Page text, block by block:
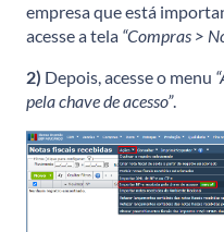
empresa que está
acesse a tela “Compras >
2) Depois, acesse o menu
pela chave de acesso”.